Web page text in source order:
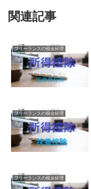
関連記事
フリーランスの税金経理
フリーランスの税金経理
フリーランスの税金経理